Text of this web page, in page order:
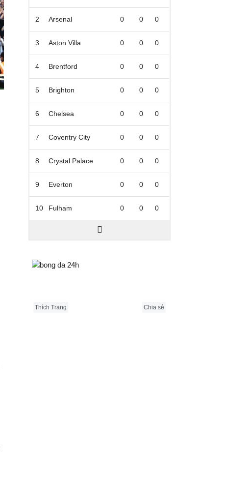
2 Arsenal 0 0 0
3 Aston Villa 0 0 0
4 Brentford 0 0 0
5 Brighton 0 0 0
6 Chelsea 0 0 0
7 Coventry City 0 0 0
8 Crystal Palace 0 0 0
9 Everton 0 0 0
10 Fulham 0 0 0
Thích Trang Chia sẻ